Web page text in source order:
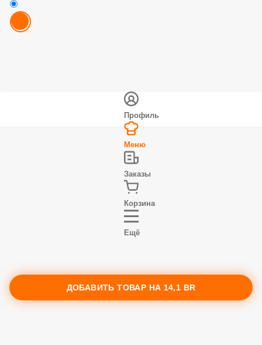
ДОБАВИТЬ ТОВАР НА 14,1 BR
Профиль
Меню
Заказы
Корзина
Ещё